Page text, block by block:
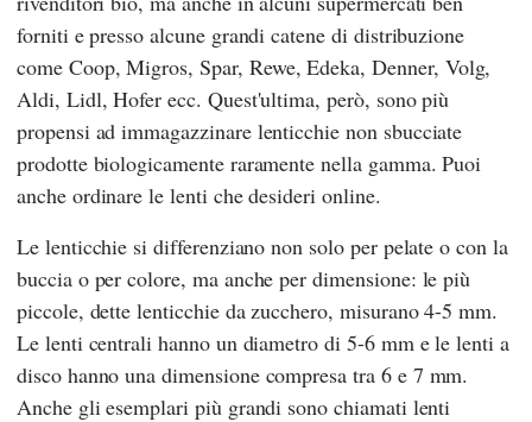
forniti e presso alcune grandi catene di distribuzione
come Coop,Migros,Spar, Rewe,Edeka,Denner, Volg,
Aldi, Lidl,Hofer ecc. Quest'ultima, però, sono più
propensi ad immagazzinare lenticchie non sbucciate
prodotte biologicamente raramente nella gamma. Puoi
anche ordinare le lenti che desideri online.
Le lenticchie si differenziano non solo per pelate o con la
buccia o per colore, ma anche per dimensione: le più
piccole, dette lenticchie da zucchero, misurano 4-5 mm.
Le lenti centrali hanno un diametro di 5-6 mm e le lenti a
disco hanno una dimensione compresa tra 6 e 7 mm.
Anche gli esemplari più grandi sono chiamati lenti